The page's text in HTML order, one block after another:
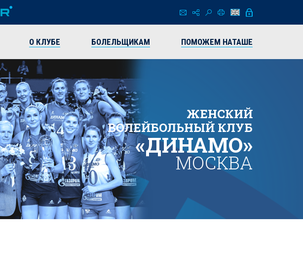
О КЛУБЕ БОЛЕЛЬЩИКАМ ПОМОЖЕМ НАТАШЕ
ЖЕНСКИЙ
ВОЛЕЙБОЛЬНЫЙ КЛУБ
«ДИНАМО»
МОСКВА